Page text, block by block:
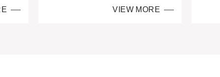
VIEW MORE